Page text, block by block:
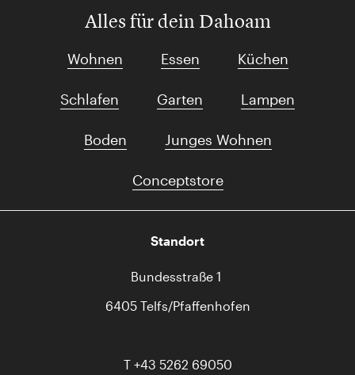
Alles für dein Dahoam
Wohnen Essen Küchen
Schlafen Garten Lampen
Boden Junges Wohnen
Conceptstore
Standort
Bundesstraße 1
6405 Telfs/Pfaffenhofen
T +43 5262 69050